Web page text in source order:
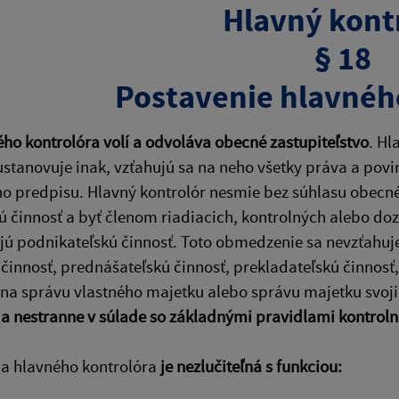
Hlavný
§ 18
Postavenie
kontrolóra volí a odvoláva obecné zastupiteľstvo.
inak, vzťahujú sa na neho všetky práva a
predpisu. Hlavný kontrolór nesmie bez súhlasu
činnosť a byť členom riadiacich, kontrolných alebo
podnikateľskú činnosť. Toto obmedzenie sa
prednášateľskú činnosť, prekladateľskú
správu vlastného majetku alebo správu majetku
nestranne v súlade so základnými pravidlami
hlavného kontrolóra je nezlučiteľná s funkciou: